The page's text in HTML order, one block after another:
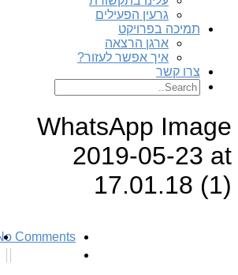
גרעין הפעילים
תמיכה בפרויקט
ארגן הרצאה
איך אפשר לעזור?
צרו קשר
WhatsApp Image
2019-05-23 at
17.01.18 (1)
Comments